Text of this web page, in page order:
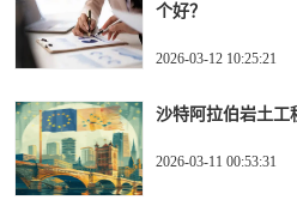
个好？
2026-03-12 10:25:21
沙特阿拉伯岩土工
2026-03-11 00:53:31